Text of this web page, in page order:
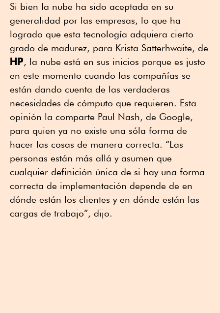
Si bien la nube ha sido aceptada en su
generalidad por las empresas, lo que ha
logrado que esta tecnología adquiera cierto
grado de madurez, para Krista Satterhwaite, de
HP, la nube está en sus inicios porque es justo
en este momento cuando las compañías se
están dando cuenta de las verdaderas
necesidades de cómputo que requieren. Esta
opinión la comparte Paul Nash, de Google,
para quien ya no existe una sóla forma de
hacer las cosas de manera correcta. “Las
personas están más allá y asumen que
cualquier definición única de si hay una forma
correcta de implementación depende de en
dónde están los clientes y en dónde están las
cargas de trabajo”, dijo.